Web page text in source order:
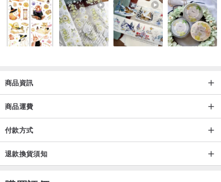
商品資訊
商品運費
付款方式
退款換貨須知